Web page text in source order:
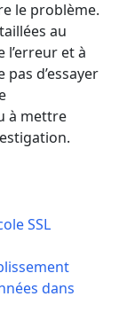
le problème.
au
et à
pas d’essayer
à mettre
SSL
dans